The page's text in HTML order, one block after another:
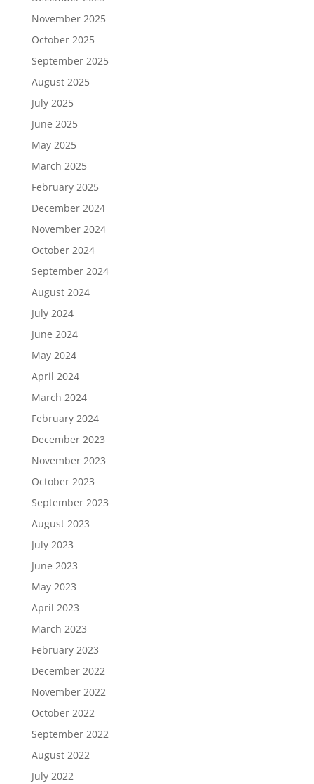
November 2025
October 2025
September 2025
August 2025
July 2025
June 2025
May 2025
March 2025
February 2025
December 2024
November 2024
October 2024
September 2024
August 2024
July 2024
June 2024
May 2024
April 2024
March 2024
February 2024
December 2023
November 2023
October 2023
September 2023
August 2023
July 2023
June 2023
May 2023
April 2023
March 2023
February 2023
December 2022
November 2022
October 2022
September 2022
August 2022
July 2022